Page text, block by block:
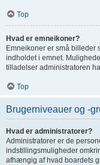
Top
Hvad er emneikoner?
Emneikoner er små billeder
indholdet i emnet.
tilladelser administratoren
Top
Brugerniveauer og -
Hvad er administratorer?
Administratorer er de
indstillingsmuligheder
afhængig af hvad boardets